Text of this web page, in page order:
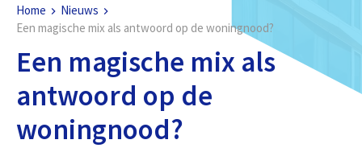
Home
Nieuws
Een magische mix als antwoord op de woningnood?
Een magische mix als
antwoord op de
woningnood?